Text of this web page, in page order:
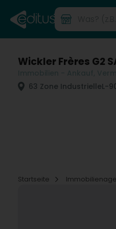
Wickler Frères G2
63 Zone IndustrielleL-
Startseite